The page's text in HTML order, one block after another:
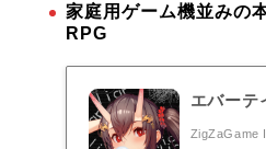
家庭用ゲーム機並みの
RPG
エバーテ
ZigZaGame